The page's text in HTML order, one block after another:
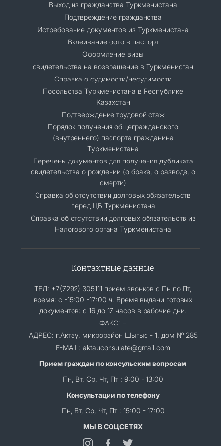
Выход из гражданства Туркменистана
Подтвреждение гражданства
Истребование документов из Туркменистана
Вклеивание фото в паспорт
Оформление визы
свидетельства на возвращение в Туркменистан
Справка о судимости/несудимости
Посольства Туркменистана в Республике
Казахстан
Подтверждение трудовой стаж
Порядок получения общегражданского
(внутреннего) паспорта гражданина
Туркменистана
Перечень документов для получения дубликата
свидетельства о рождении (о браке, о разводе, о
смерти)
Справка об отсутствии долговых обязательств
перед ЦБ Туркменистана
Справка об отсутствии долговых обязательств из
Налогового органа Туркменистана
Контактные данные
ТЕЛ: +7(7292) 305111 прием звонков с Пн по Пт,
время: с -15:00 -17:00 ч. Время выдачи готовых
документов: с 16 до 17 часов в рабочие дни.
ФАКС: =
АДРЕС: г.Актау, микрорайон Шыгыс - 1, дом № 285
E-MAIL: aktauconsulate@gmail.com
Прием граждан по консульским вопросам
Пн, Вт, Ср, Чт, Пт : 9:00 - 13:00
Консультации по телефону
Пн, Вт, Ср, Чт, Пт : 15:00 - 17:00
МЫ В СОЦСЕТЯХ